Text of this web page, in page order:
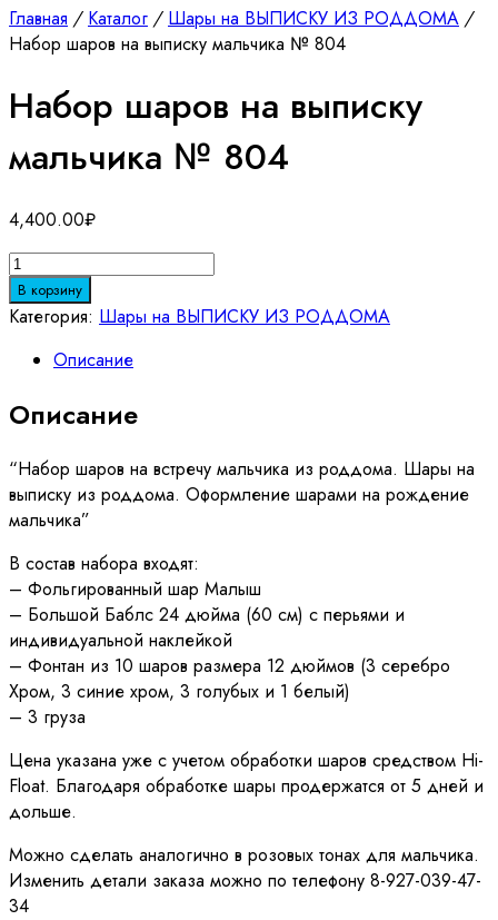
Главная / Каталог / Шары на ВЫПИСКУ ИЗ РОДДОМА /
Набор шаров на выписку мальчика № 804
Набор шаров на выписку
мальчика № 804
4,400.00₽
Количество
товара
Набор
мальчика
804
В корзину
Категория: Шары на ВЫПИСКУ ИЗ РОДДОМА
Описание
Описание
“Набор шаров на встречу мальчика из роддома. Шары на
выписку из роддома. Оформление шарами на рождение
мальчика”
В состав набора входят:
– Фольгированный шар Малыш
– Большой Баблс 24 дюйма (60 см) с перьями и
индивидуальной наклейкой
– Фонтан из 10 шаров размера 12 дюймов (3 серебро
Хром, 3 синие хром, 3 голубых и 1 белый)
– 3 груза
Цена указана уже с учетом обработки шаров средством Hi-
Float. Благодаря обработке шары продержатся от 5 дней и
дольше.
Можно сделать аналогично в розовых тонах для мальчика.
Изменить детали заказа можно по телефону 8-927-039-47-
34